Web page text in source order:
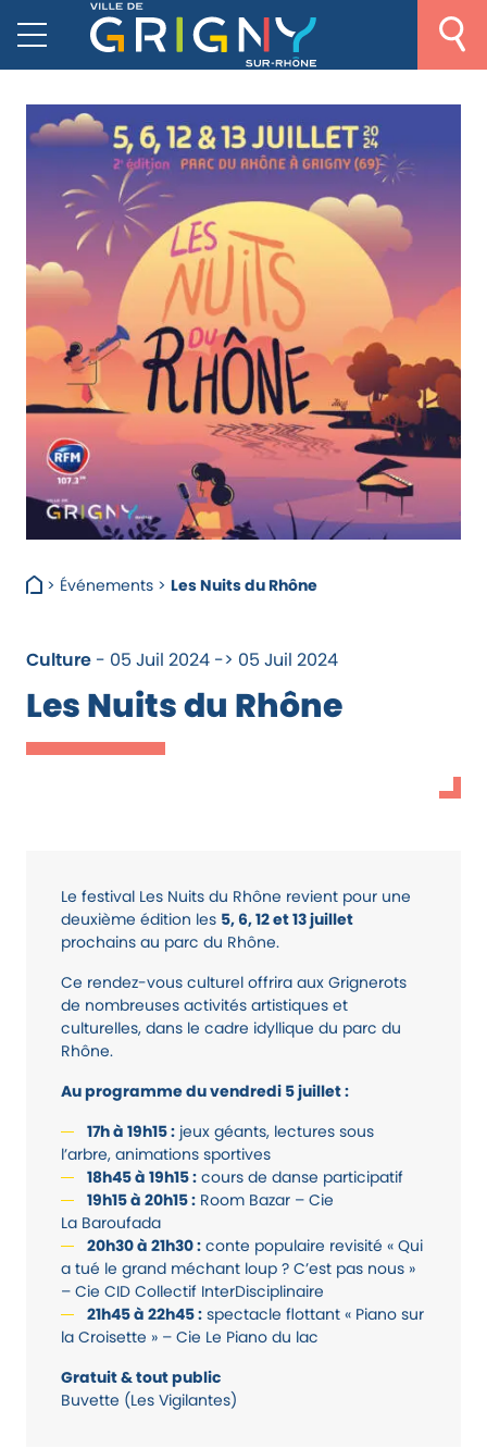
> Événements> Les Nuits du Rhône
Culture - 05 Juil 2024 -> 05 Juil 2024
Les Nuits du Rhône
Le festival Les Nuits du Rhône revient pour une
deuxième édition les 5, 6, 12 et 13 juillet
prochains au parc du Rhône.
Ce rendez-vous culturel offrira aux Grignerots
de nombreuses activités artistiques et
culturelles, dans le cadre idyllique du parc du
Rhône.
Au programme du vendredi 5 juillet :
17h à 19h15 : jeux géants, lectures sous
l’arbre, animations sportives
18h45 à 19h15 : cours de danse participatif
19h15 à 20h15 : Room Bazar – Cie
La Baroufada
20h30 à 21h30 : conte populaire revisité « Qui
a tué le grand méchant loup ? C’est pas nous »
– Cie CID Collectif InterDisciplinaire
21h45 à 22h45 : spectacle flottant « Piano sur
la Croisette » – Cie Le Piano du lac
Gratuit & tout public
Buvette (Les Vigilantes)